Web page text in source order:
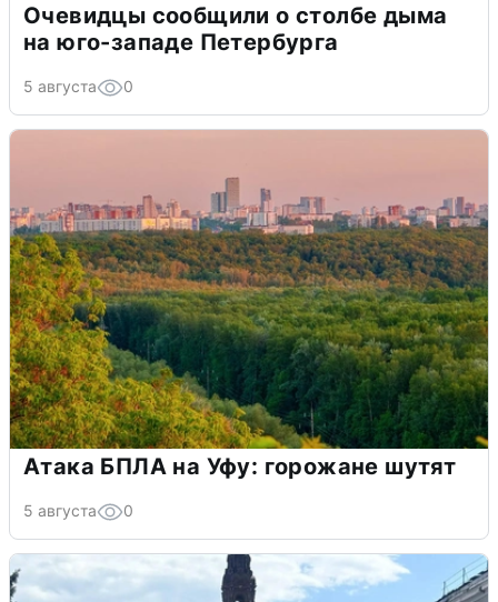
Очевидцы сообщили о столбе дыма
на юго-западе Петербурга
5 августа 0
Атака БПЛА на Уфу: горожане шутят
5 августа 0